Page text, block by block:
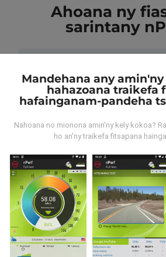
Ahoana ny
sarintany
Avy aiza ny rakitra?
Ny rakitra voangona tamin'ny
dia mamoaka ny rakitra marina teny
te hananadrana izany koa ianao, dia
izahay hampiasa ny nPerf amin'ny
maro ny rakitra voatahiry, vao
sarintany!
. Ireo andrana voaray
amin'ny sarintany avokoa. Ny
kosa dia ampiharina mialohan'ny
famoahana azy.
Mandehana any
hahazoana traikefa
hafainganam-pandeha
Nahoana no mionona amin'ny kely kokoa?
ho an'ny traikefa fitsapana